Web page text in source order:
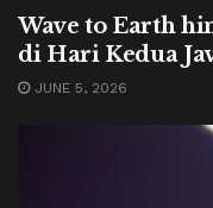
Wave to Earth
di Hari Kedua
JUNE 5, 2026